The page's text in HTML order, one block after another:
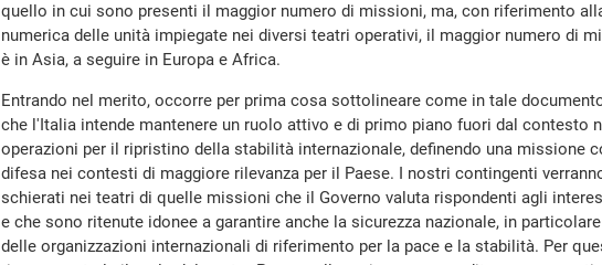
quello in cui sono presenti il maggior numero di missioni, ma, con riferimento
numerica delle unità impiegate nei diversi teatri operativi, il maggior numero di
è in Asia, a seguire in Europa e Africa.
Entrando nel merito, occorre per prima cosa sottolineare come in tale
che l'Italia intende mantenere un ruolo attivo e di primo piano fuori dal contesto
operazioni per il ripristino della stabilità internazionale, definendo una missione
difesa nei contesti di maggiore rilevanza per il Paese. I nostri contingenti
schierati nei teatri di quelle missioni che il Governo valuta rispondenti agli
e che sono ritenute idonee a garantire anche la sicurezza nazionale, in
delle organizzazioni internazionali di riferimento per la pace e la stabilità. Per